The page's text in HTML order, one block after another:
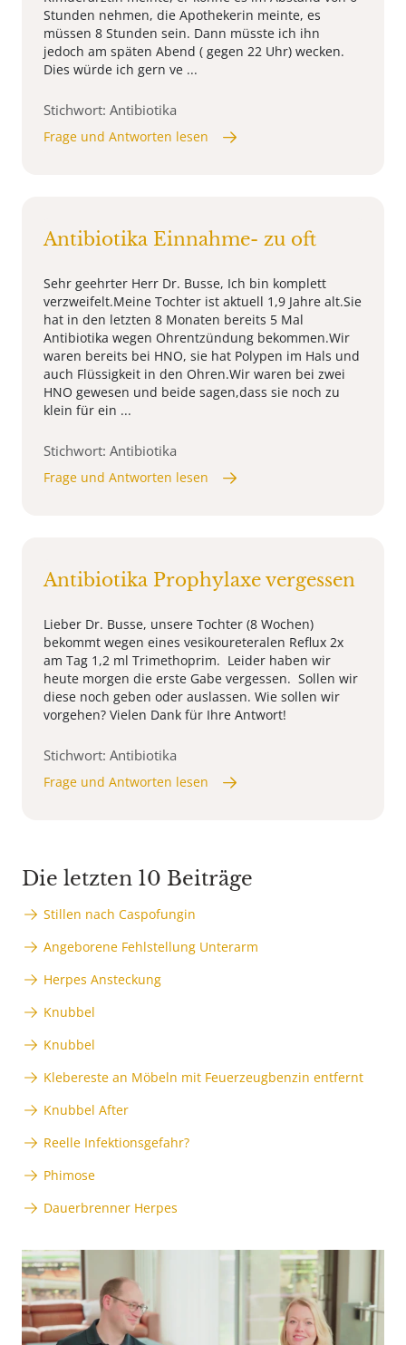
Stunden nehmen, die Apothekerin meinte, es
müssen 8 Stunden sein. Dann müsste ich ihn
jedoch am späten Abend ( gegen 22 Uhr) wecken.
Dies würde ich gern ve ...
Stichwort: Antibiotika
Frage und Antworten lesen
Antibiotika Einnahme- zu oft
Sehr geehrter Herr Dr. Busse, Ich bin komplett
verzweifelt.Meine Tochter ist aktuell 1,9 Jahre alt.Sie
hat in den letzten 8 Monaten bereits 5 Mal
Antibiotika wegen Ohrentzündung bekommen.Wir
waren bereits bei HNO, sie hat Polypen im Hals und
auch Flüssigkeit in den Ohren.Wir waren bei zwei
HNO gewesen und beide sagen,dass sie noch zu
klein für ein ...
Stichwort: Antibiotika
Frage und Antworten lesen
Antibiotika Prophylaxe vergessen
Lieber Dr. Busse, unsere Tochter (8 Wochen)
bekommt wegen eines vesikoureteralen Reflux 2x
am Tag 1,2 ml Trimethoprim. Leider haben wir
heute morgen die erste Gabe vergessen. Sollen wir
diese noch geben oder auslassen. Wie sollen wir
vorgehen? Vielen Dank für Ihre Antwort!
Stichwort: Antibiotika
Frage und Antworten lesen
Die letzten 10 Beiträge
Stillen nach Caspofungin
Angeborene Fehlstellung Unterarm
Herpes Ansteckung
Knubbel
Knubbel
Klebereste an Möbeln mit Feuerzeugbenzin entfernt
Knubbel After
Reelle Infektionsgefahr?
Phimose
Dauerbrenner Herpes